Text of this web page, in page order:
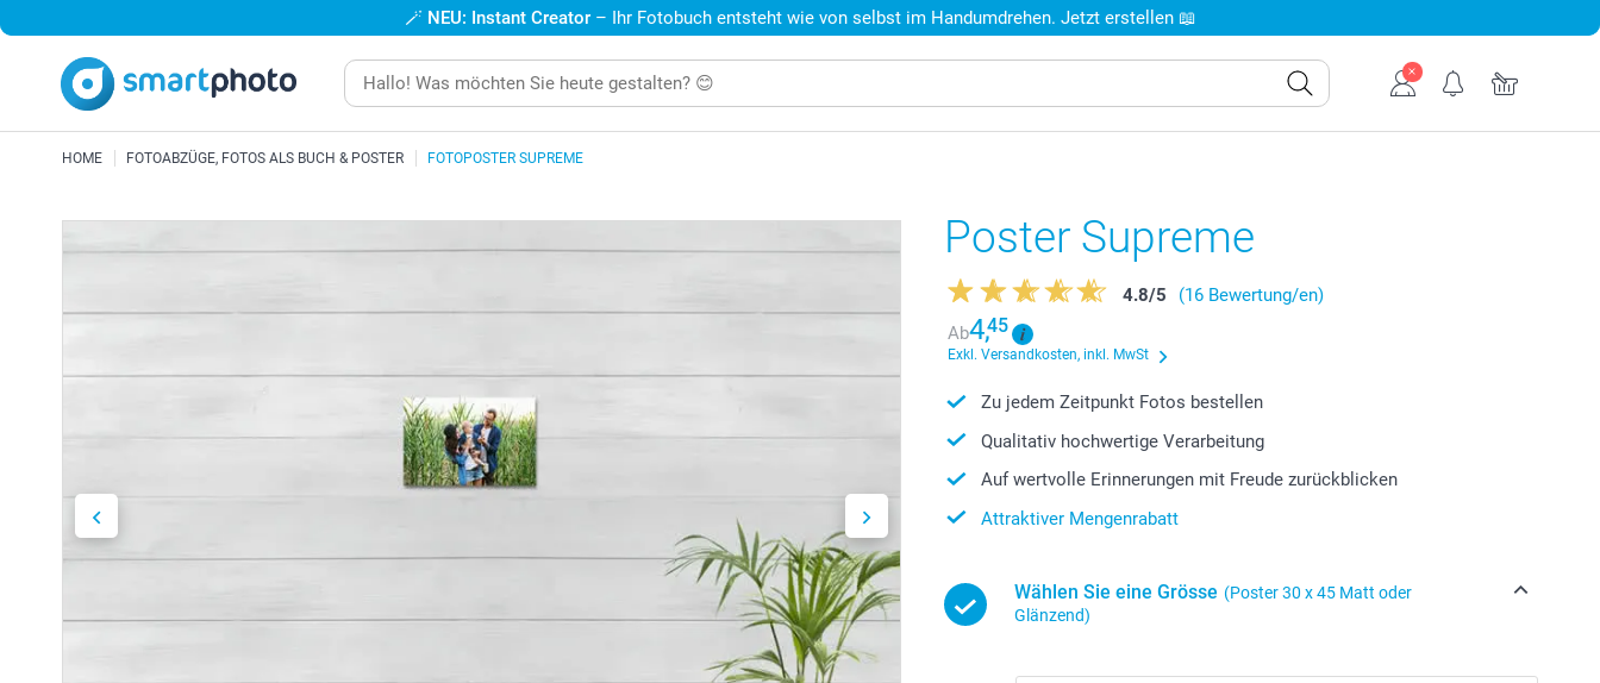
🪄 NEU: Instant Creator – Ihr Fotobuch entsteht wie von selbst im Handumdrehen. Jetzt erstellen 📖
HOME FOTOABZÜGE, FOTOS ALS BUCH & POSTER FOTOPOSTER SUPREME
Poster Supreme
4.8/5
(16 Bewertung/en)
Ab4,45
Exkl. Versandkosten, inkl. MwSt
Zu jedem Zeitpunkt Fotos bestellen
Qualitativ hochwertige Verarbeitung
Auf wertvolle Erinnerungen mit Freude zurückblicken
Attraktiver Mengenrabatt
Wählen Sie eine Grösse (Poster 30 x 45 Matt oder
Glänzend)